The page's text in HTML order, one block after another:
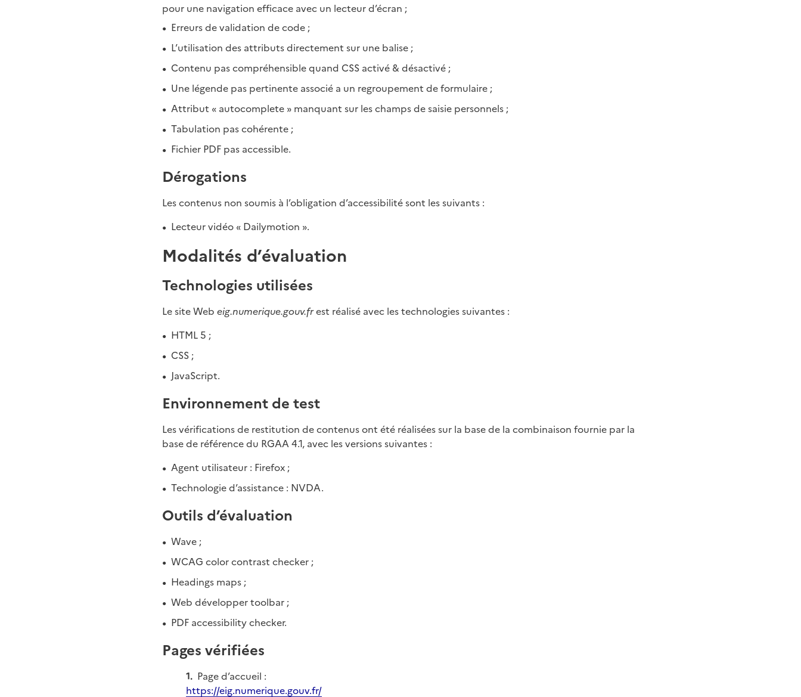
pour une navigation efficace avec un lecteur d’écran ;
Erreurs de validation de code ;
L’utilisation des attributs directement sur une balise ;
Contenu pas compréhensible quand CSS activé & désactivé ;
Une légende pas pertinente associé a un regroupement de formulaire ;
Attribut « autocomplete » manquant sur les champs de saisie personnels ;
Tabulation pas cohérente ;
Fichier PDF pas accessible.
Dérogations
Les contenus non soumis à l’obligation d’accessibilité sont les suivants :
Lecteur vidéo « Dailymotion ».
Modalités d’évaluation
Technologies utilisées
Le site Web eig.numerique.gouv.frest réalisé avec les technologies suivantes :
HTML 5 ;
CSS ;
JavaScript.
Environnement de test
Les vérifications de restitution de contenus ont été réalisées sur la base de la combinaison fournie par la
base de référence du RGAA 4.1, avec les versions suivantes :
Agent utilisateur : Firefox ;
Technologie d’assistance : NVDA.
Outils d’évaluation
Wave ;
WCAG color contrast checker ;
Headings maps ;
Web développer toolbar ;
PDF accessibility checker.
Pages vérifiées
Page d’accueil :
https://eig.numerique.gouv.fr/